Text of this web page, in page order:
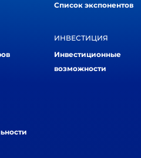
Список экспонентов
ИНВЕСТИЦИЯ
Инвестиционные
возможности